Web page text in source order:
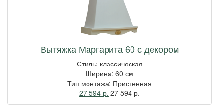
Вытяжка Маргарита 60 с декором
Стиль: классическая
Ширина: 60 см
Тип монтажа: Пристенная
27 594 р. 27 594 р.